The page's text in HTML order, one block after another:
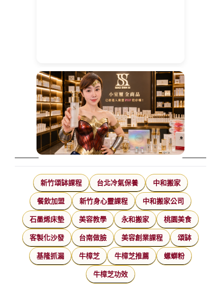
新竹頌缽課程 台北冷氣保養 中和搬家
餐飲加盟 新竹身心靈課程 中和搬家公司
石墨烯床墊 美容教學 永和搬家 桃園美食
客製化沙發 台南做臉 美容創業課程 頌缽
基隆抓漏 牛樟芝 牛樟芝推薦 螺螄粉
牛樟芝功效